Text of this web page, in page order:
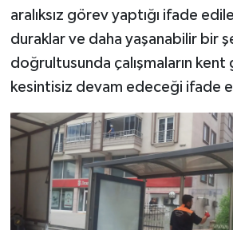
aralıksız görev yaptığı ifade
duraklar ve daha yaşanabilir bir
doğrultusunda çalışmaların kent
kesintisiz devam edeceği ifade